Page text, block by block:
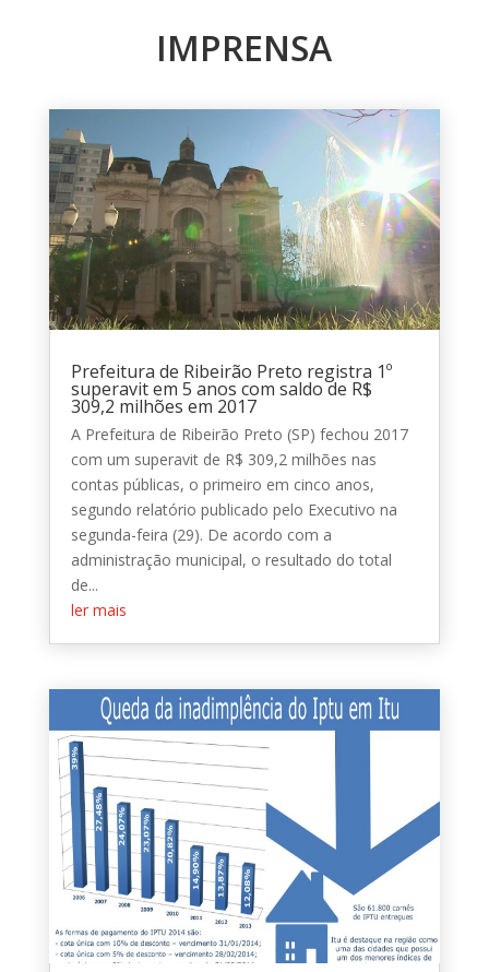
IMPRENSA
Prefeitura de Ribeirão Preto registra 1º
superavit em 5 anos com saldo de R$
309,2 milhões em 2017
A Prefeitura de Ribeirão Preto (SP) fechou 2017
com um superavit de R$ 309,2 milhões nas
contas públicas, o primeiro em cinco anos,
segundo relatório publicado pelo Executivo na
segunda-feira (29). De acordo com a
administração municipal, o resultado do total
de...
ler mais